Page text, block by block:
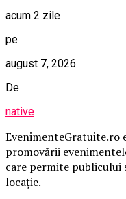
acum 2 zile
pe
august 7, 2026
De
native
EvenimenteGratuite.ro
promovării
care permite publicului
locație.